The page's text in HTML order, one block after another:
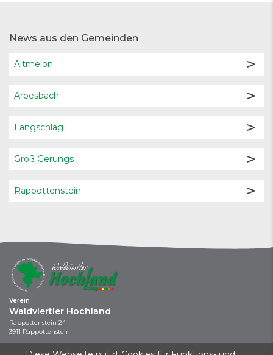
News aus den Gemeinden
Altmelon
Arbesbach
Langschlag
Groß Gerungs
Rappottenstein
Verein
Waldviertler Hochland
Rappottenstein 24
3911 Rappottenstein
+43 664 / 737 043 44